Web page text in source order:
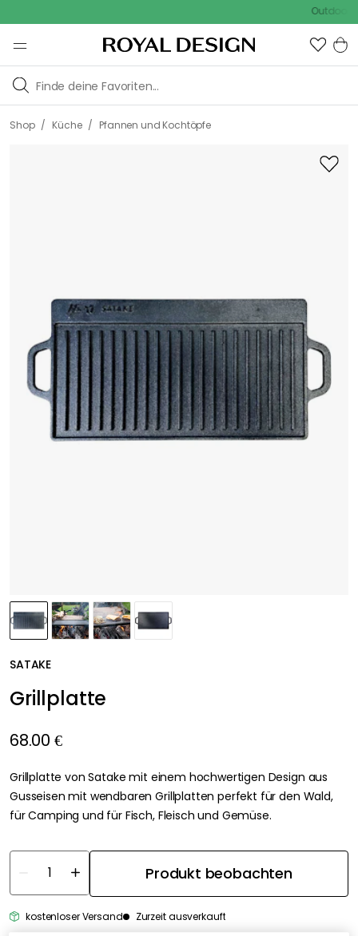
Outdoor
Shop / Küche / Pfannen und Kochtöpfe
SATAKE
Grillplatte
68.00 €
Grillplatte von Satake mit einem hochwertigen Design aus
Gusseisen mit wendbaren Grillplatten perfekt für den Wald,
für Camping und für Fisch, Fleisch und Gemüse.
Produkt beobachten
kostenloser Versand Zurzeit ausverkauft